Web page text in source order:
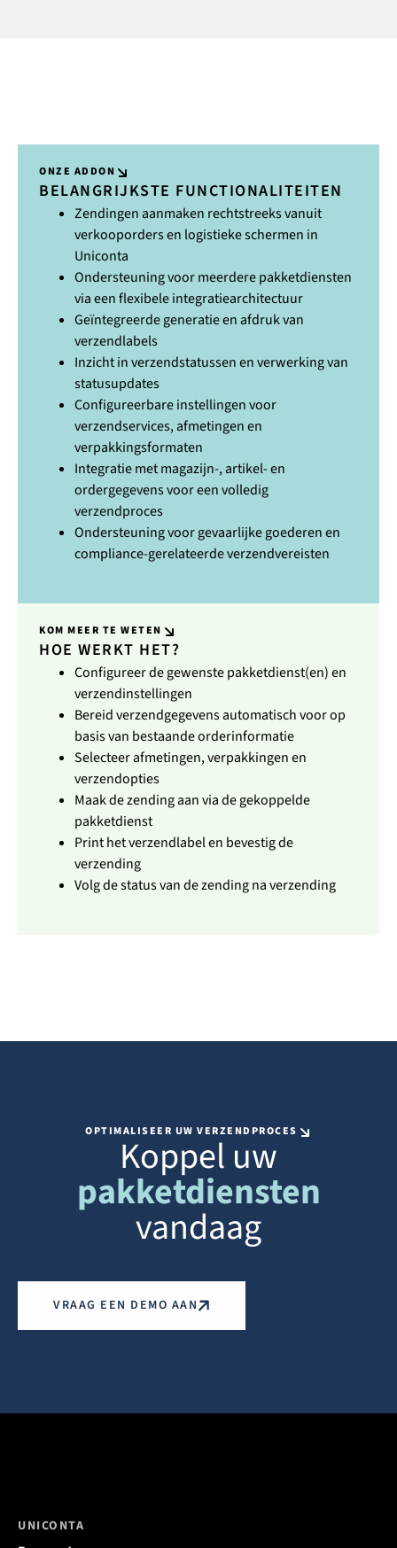
ONZE ADDON
BELANGRIJKSTE FUNCTIONALITEITEN
Zendingen aanmaken rechtstreeks vanuit
verkooporders en logistieke schermen in
Uniconta
Ondersteuning voor meerdere pakketdiensten
via een flexibele integratiearchitectuur
Geïntegreerde generatie en afdruk van
verzendlabels
Inzicht in verzendstatussen en verwerking van
statusupdates
Configureerbare instellingen voor
verzendservices, afmetingen en
verpakkingsformaten
Integratie met magazijn-, artikel- en
ordergegevens voor een volledig
verzendproces
Ondersteuning voor gevaarlijke goederen en
compliance-gerelateerde verzendvereisten
KOM MEER TE WETEN
HOE WERKT HET?
Configureer de gewenste pakketdienst(en) en
verzendinstellingen
Bereid verzendgegevens automatisch voor op
basis van bestaande orderinformatie
Selecteer afmetingen, verpakkingen en
verzendopties
Maak de zending aan via de gekoppelde
pakketdienst
Print het verzendlabel en bevestig de
verzending
Volg de status van de zending na verzending
OPTIMALISEER UW VERZENDPROCES
Koppel uw
pakketdiensten
vandaag
VRAAG EEN DEMO AAN
UNICONTA